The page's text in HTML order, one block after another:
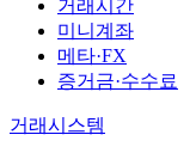
거래시간
미니계좌
메타·FX
증거금·수수료
거래시스템